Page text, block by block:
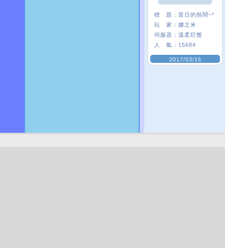
標 題： 昔日的熱鬧~*
玩 家： 娜之米
伺服器： 溫柔巨蟹
人 氣： 15684
2017/03/16